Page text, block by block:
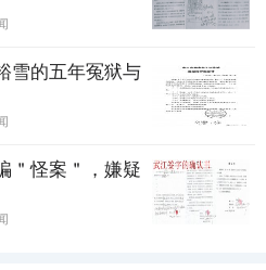
雪的五年冤狱与
＂怪案＂，嫌疑